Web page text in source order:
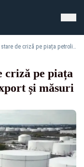
România declară stare de criză pe piața petrolieră: Restricții la export și măsuri împotriva speculei
criză pe piața
și măsuri